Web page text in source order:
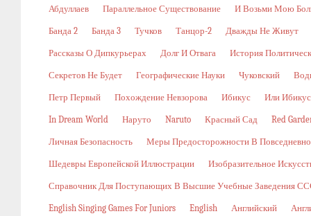
Абдуллаев Параллельное Существование И Возьми Мою
Банда 2 Банда 3 Тучков Танцор-2 Дважды Не Живут
Рассказы О Дипкурьерах Долг И Отвага История
Секретов Не Будет Географические Науки Чуковский
Петр Первый Похождение Невзорова Ибикус Или Ибикус
In Dream World Наруто Naruto Красный Сад Red
Личная Безопасность Меры Предосторожности В
Шедевры Европейской Иллюстрации Изобразительное
Справочник Для Поступающих В Высшие Учебные Заведения
English Singing Games For Juniors English Английский